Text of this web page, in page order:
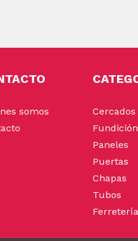
somos
Cercados
Paneles
Puertas
Chapas
Tubos
Ferretería